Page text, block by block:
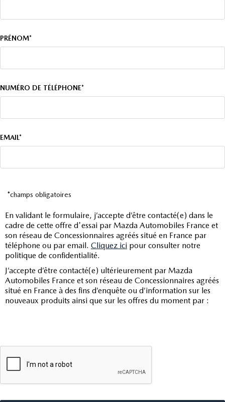
PRÉNOM*
NUMÉRO DE TÉLÉPHONE*
EMAIL*
*champs obligatoires
En validant le formulaire, j’accepte d’être contacté(e) dans le
cadre de cette offre d'essai par Mazda Automobiles France et
son réseau de Concessionnaires agréés situé en France par
téléphone ou par email. Cliquez ici pour consulter notre
politique de confidentialité.
J’accepte d’être contacté(e) ultérieurement par Mazda
Automobiles France et son réseau de Concessionnaires agréés
situé en France à des fins d’enquête ou d’information sur les
nouveaux produits ainsi que sur les offres du moment par :